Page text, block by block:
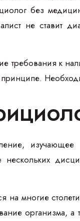
без
не ставит
требования к
на многие
организма, а